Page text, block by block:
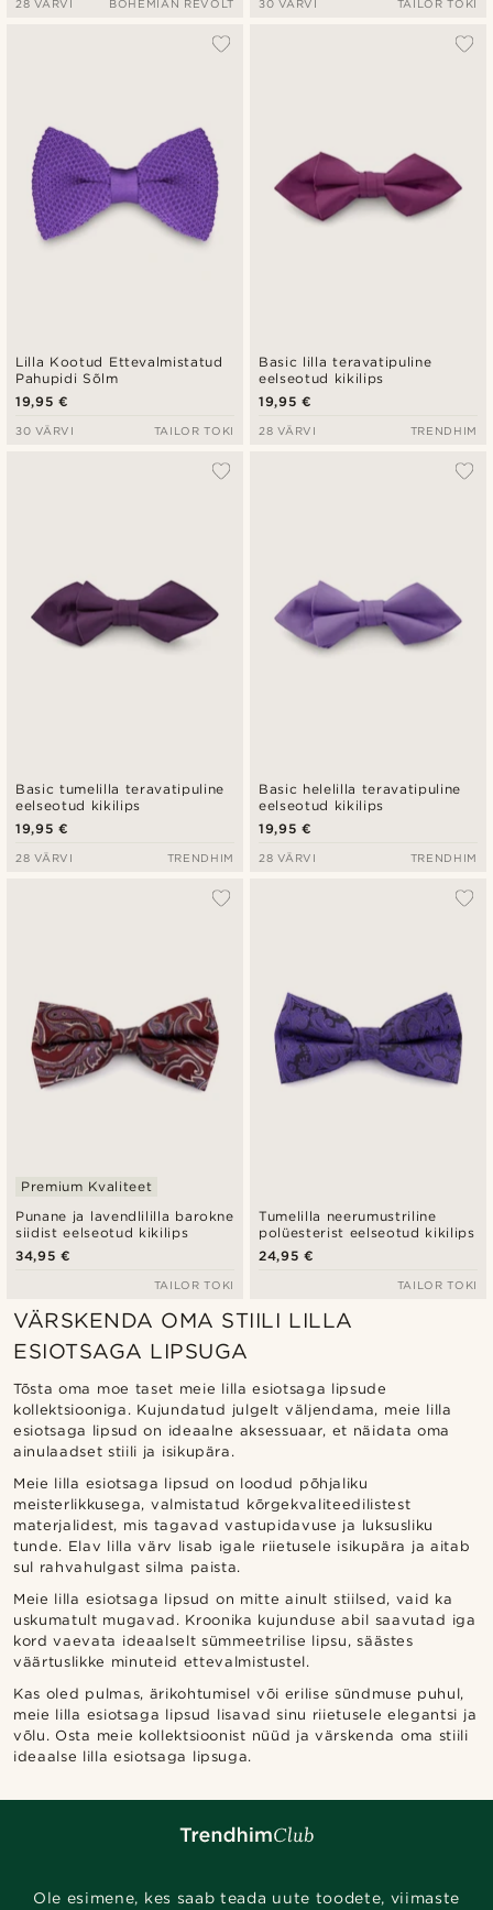
28 VÄRVI BOHEMIAN REVOLT 30 VÄRVI TAILOR TOKI
Lilla Kootud Ettevalmistatud
Pahupidi Sõlm
19,95 €
30 VÄRVI TAILOR TOKI
Basic lilla teravatipuline
eelseotud kikilips
19,95 €
28 VÄRVI TRENDHIM
Basic tumelilla teravatipuline
eelseotud kikilips
19,95 €
28 VÄRVI TRENDHIM
Basic helelilla teravatipuline
eelseotud kikilips
19,95 €
28 VÄRVI TRENDHIM
Punane ja lavendlililla barokne
siidist eelseotud kikilips
Premium Kvaliteet
34,95 €
TAILOR TOKI
Tumelilla neerumustriline
polüesterist eelseotud kikilips
24,95 €
TAILOR TOKI
VÄRSKENDA OMA STIILI LILLA
ESIOTSAGA LIPSUGA
Tõsta oma moe taset meie lilla esiotsaga lipsude
kollektsiooniga. Kujundatud julgelt väljendama, meie lilla
esiotsaga lipsud on ideaalne aksessuaar, et näidata oma
ainulaadset stiili ja isikupära.
Meie lilla esiotsaga lipsud on loodud põhjaliku
meisterlikkusega, valmistatud kõrgekvaliteedilistest
materjalidest, mis tagavad vastupidavuse ja luksusliku
tunde. Elav lilla värv lisab igale riietusele isikupära ja aitab
sul rahvahulgast silma paista.
Meie lilla esiotsaga lipsud on mitte ainult stiilsed, vaid ka
uskumatult mugavad. Kroonika kujunduse abil saavutad iga
kord vaevata ideaalselt sümmeetrilise lipsu, säästes
väärtuslikke minuteid ettevalmistustel.
Kas oled pulmas, ärikohtumisel või erilise sündmuse puhul,
meie lilla esiotsaga lipsud lisavad sinu riietusele elegantsi ja
võlu. Osta meie kollektsioonist nüüd ja värskenda oma stiili
ideaalse lilla esiotsaga lipsuga.
Ole esimene, kes saab teada uute toodete, viimaste